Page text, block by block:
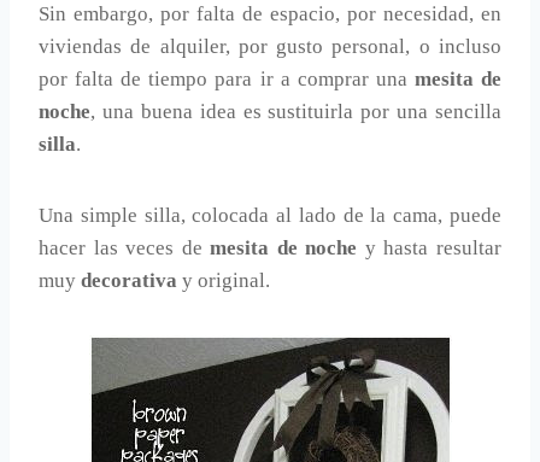
Sin embargo, por falta de espacio, por necesidad, en
viviendas de alquiler, por gusto personal, o incluso
por falta de tiempo para ir a comprar una mesita de
noche, una buena idea es sustituirla por una sencilla
silla.
Una simple silla, colocada al lado de la cama, puede
hacer las veces demesita de noche y hasta resultar
muy decorativa y original.